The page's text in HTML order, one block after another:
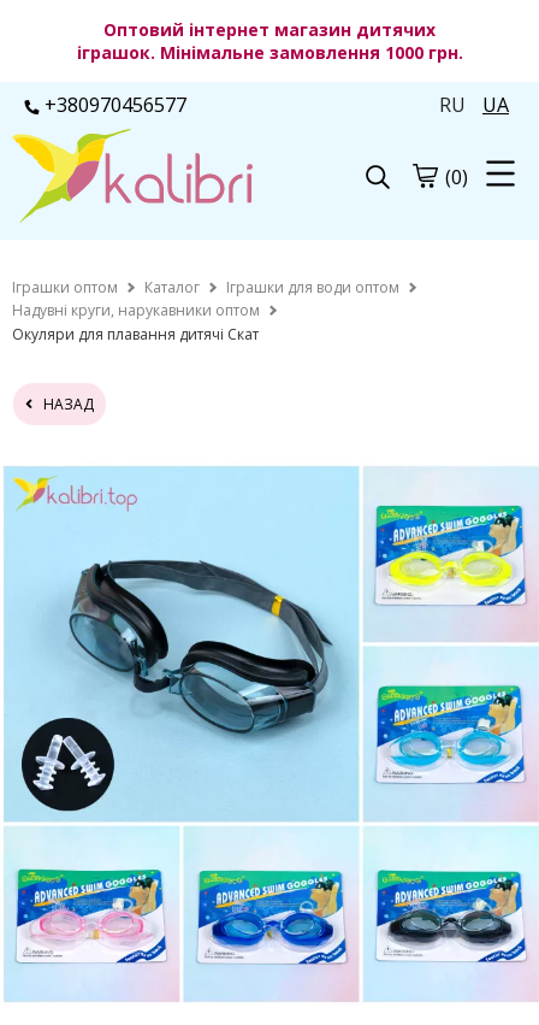
Оптовий інтернет магазин дитячих
іграшок. Мінімальне замовлення 1000 грн.
+380970456577 RU UA
(0)
Іграшки оптом Каталог
Іграшки для води оптом
Надувні круги, нарукавники оптом
Окуляри для плавання дитячі Скат
НАЗАД